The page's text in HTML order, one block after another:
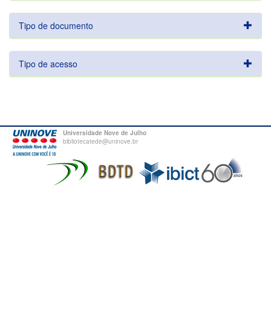
Tipo de documento
Tipo de acesso
Universidade Nove de Julho
bibliotecatede@uninove.br